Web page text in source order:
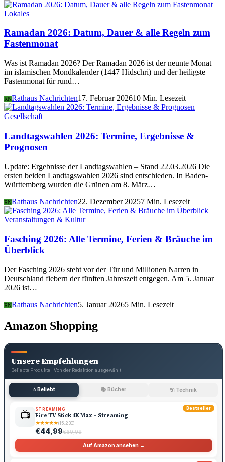
Lokales
Ramadan 2026: Datum, Dauer & alle Regeln zum
Fastenmonat
Was ist Ramadan 2026? Der Ramadan 2026 ist der neunte Monat
im islamischen Mondkalender (1447 Hidschri) und der heiligste
Fastenmonat für rund…
RNRathaus Nachrichten17. Februar 202610 Min. Lesezeit
Gesellschaft
Landtagswahlen 2026: Termine, Ergebnisse &
Prognosen
Update: Ergebnisse der Landtagswahlen – Stand 22.03.2026 Die
ersten beiden Landtagswahlen 2026 sind entschieden. In Baden-
Württemberg wurden die Grünen am 8. März…
RNRathaus Nachrichten22. Dezember 20257 Min. Lesezeit
Veranstaltungen & Kultur
Fasching 2026: Alle Termine, Ferien & Bräuche im
Überblick
Der Fasching 2026 steht vor der Tür und Millionen Narren in
Deutschland fiebern der fünften Jahreszeit entgegen. Am 5. Januar
2026 ist…
RNRathaus Nachrichten5. Januar 20265 Min. Lesezeit
Amazon Shopping
Unsere Empfehlungen
Beliebte Produkte · Von der Redaktion ausgewählt
⭐ Beliebt 📚 Bücher 🔌 Technik
Bestseller
📺 STREAMING
Fire TV Stick 4K Max – Streaming
★★★★★(15.230)
€44,99€69,99
Auf Amazon ansehen →